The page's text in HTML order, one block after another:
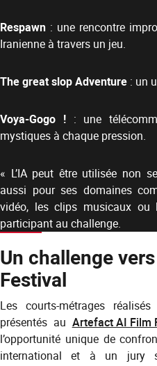
Respawn : une rencontre
Iranienne à travers un jeu.
The great slop Adventure : un
Voya-Gogo !: une
mystiques à chaque pression.
« L’IA peut être utilisée non
aussi pour ses domaines
vidéo, les clips musicaux ou
participant au challenge.
Un challenge
Festival
Les courts-métrages
présentés au Artefact AI Film
l’opportunité unique de
international et à un jury